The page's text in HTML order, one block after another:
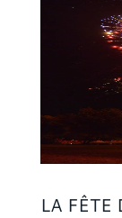
LA FÊTE